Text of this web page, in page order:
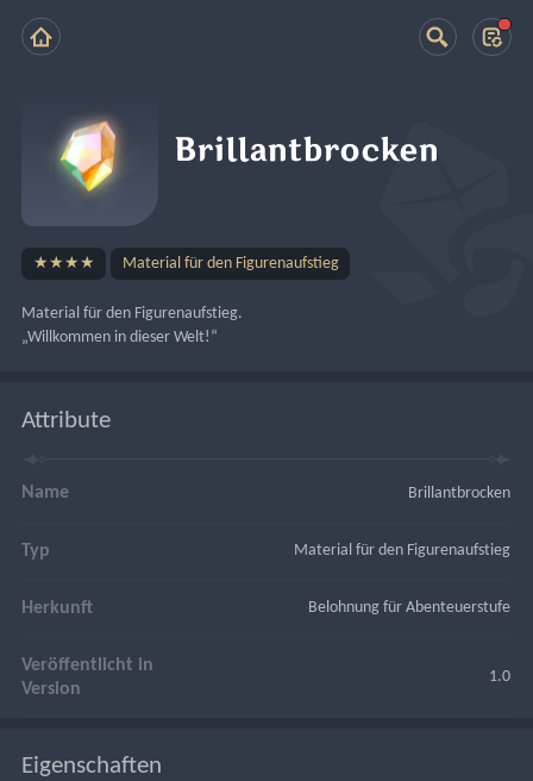
Brillantbrocken
★★★★ Material für den Figurenaufstieg
Material für den Figurenaufstieg.
„Willkommen in dieser Welt!“
Attribute
Name Brillantbrocken
Typ Material für den Figurenaufstieg
Herkunft Belohnung für Abenteuerstufe
Veröffentlicht in
Version
1.0
Eigenschaften